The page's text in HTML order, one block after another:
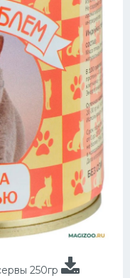
250гр